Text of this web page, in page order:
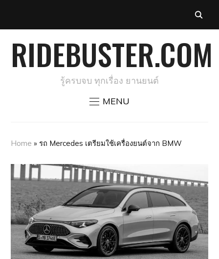
RIDEBUSTER.COM
รู้ครบจบ ทุกเรื่อง ยานยนต์
MENU
Home » รถ Mercedes เตรียมใช้เครื่องยนต์จาก BMW